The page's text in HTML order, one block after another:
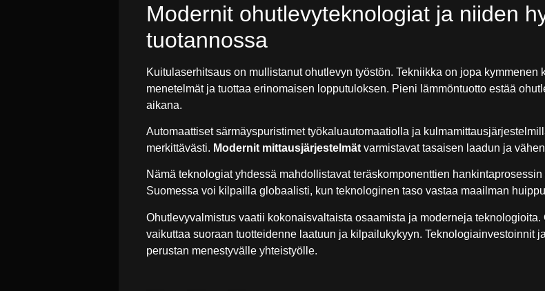
Modernit ohutlevyteknologiat ja niiden
tuotannossa
Kuitulaserhitsaus on mullistanut ohutlevyn työstön. Tekniikka on jopa kymmenen
menetelmät ja tuottaa erinomaisen lopputuloksen. Pieni lämmöntuotto estää
aikana.
Automaattiset särmäyspuristimet työkaluautomaatiolla ja
merkittävästi. Modernit mittausjärjestelmät varmistavat tasaisen laadun ja
Nämä teknologiat yhdessä mahdollistavat teräskomponenttien
Suomessa voi kilpailla globaalisti, kun teknologinen taso vastaa maailman
Ohutlevyvalmistus vaatii kokonaisvaltaista osaamista ja moderneja
vaikuttaa suoraan tuotteidenne laatuun ja kilpailukykyyn. Teknologiainvestoinnit
perustan menestyvälle yhteistyölle.